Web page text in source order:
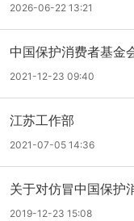
2026-06-22 13:21
中国保护消费者基金
2021-12-23 09:40
江苏工作部
2021-07-05 14:36
关于对仿冒中国保护
2019-12-23 15:08